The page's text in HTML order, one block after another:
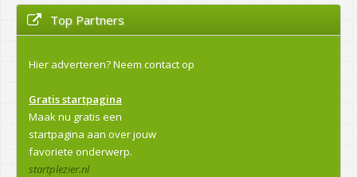
Top Partners
Hier adverteren?Neem contact op
Gratis startpagina
Maak nu gratis een
startpagina aan over jouw
favoriete onderwerp.
startplezier.nl